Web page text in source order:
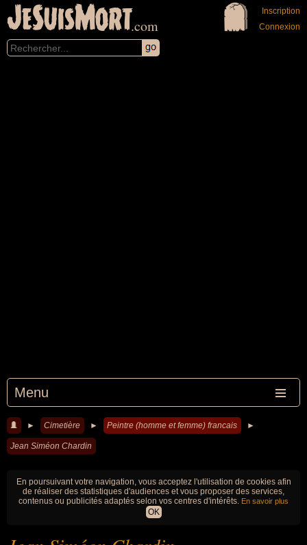
JeSuisMort.com
Menu
Inscription
Connexion
► Cimetière ► Peintre (homme et femme) francais ►
Jean Siméon Chardin
En poursuivant votre navigation, vous acceptez l'utilisation de cookies afin
de réaliser des statistiques d'audiences et vous proposer des services,
contenus ou publicités adaptés selon vos centres d'intérêts. En savoir plus
OK